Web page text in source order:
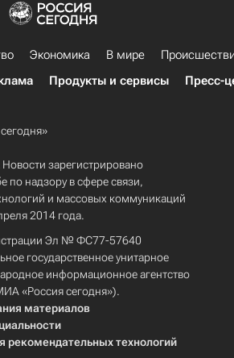
Экономика В мире
Продукты и сервисы Пресс-
зарегистрировано
по надзору в сфере связи,
и массовых коммуникаций
2014 года.
Эл № ФС77-57640
государственное унитарное
информационное агентство
«Россия сегодня»).
материалов
рекомендательных технологий